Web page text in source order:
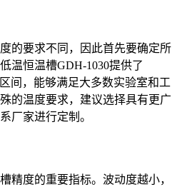
的要求不同，因此首先要确定所
温恒温槽GDH-1030提供了
间，能够满足大多数实验室和工
的温度要求，建议选择具有更广
厂家进行定制。
精度的重要指标。波动度越小，